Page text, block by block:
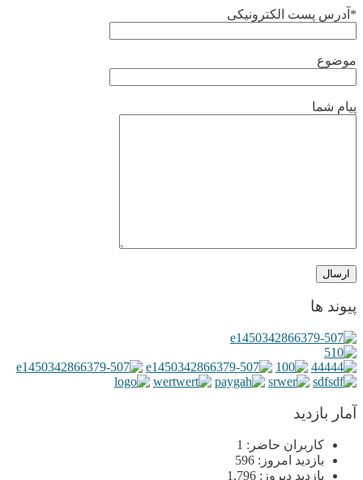
*آدرس پست الکترونیکی
موضوع
پیام شما
پیوند ها
آمار بازدید
کاربران حاضر: 1
بازدید امروز: 596
بازدید دیروز: 1,796